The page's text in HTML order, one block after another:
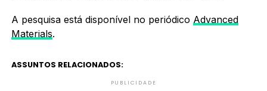
A pesquisa está disponível no periódico Advanced
Materials.
ASSUNTOS RELACIONADOS:
PUBLICIDADE